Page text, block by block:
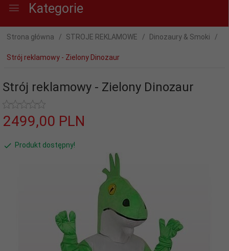
Kategorie
Strona główna STROJE REKLAMOWE Dinozaury & Smoki
Strój reklamowy - Zielony Dinozaur
Strój reklamowy - Zielony Dinozaur
2499,00 PLN
Produkt dostępny!